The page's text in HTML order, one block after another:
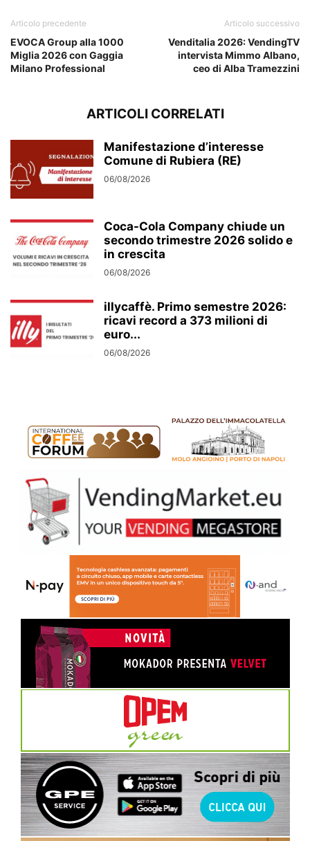
Articolo precedente
EVOCA Group alla 1000
Miglia 2026 con Gaggia
Milano Professional
Articolo successivo
Venditalia 2026: VendingTV
intervista Mimmo Albano,
ceo di Alba Tramezzini
ARTICOLI CORRELATI
Manifestazione d’interesse
Comune di Rubiera (RE)
06/08/2026
Coca-Cola Company chiude un
secondo trimestre 2026 solido e
in crescita
06/08/2026
illycaffè. Primo semestre 2026:
ricavi record a 373 milioni di
euro...
06/08/2026